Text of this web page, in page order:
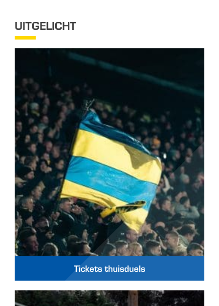
UITGELICHT
Tickets thuisduels